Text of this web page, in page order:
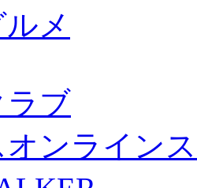
メ
ラブ
ンライン